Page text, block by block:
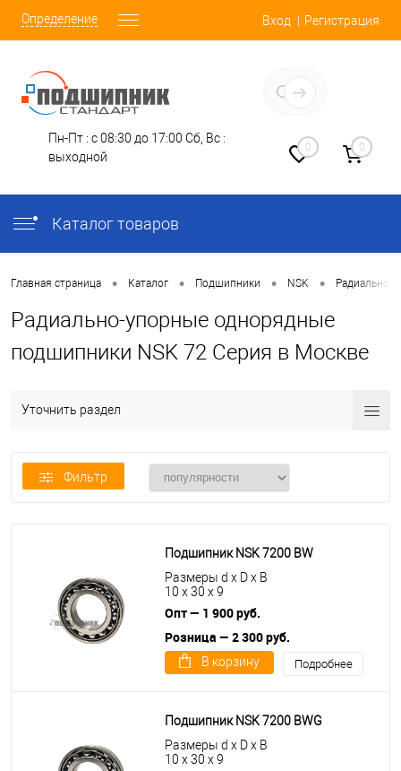
Определение Вход Регистрация
Пн-Пт : с 08:30 до 17:00 Сб, Вс :
выходной
0 0
Каталог товаров
Главная страница • Каталог • Подшипники • NSK • Радиально-
Радиально-упорные однорядные
подшипники NSK 72 Серия в Москве
Уточнить раздел
Фильтр
Подшипник NSK 7200 BW
Размеры d x D x B
10 x 30 x 9
Опт — 1 900 руб.
Розница — 2 300 руб.
В корзину Подробнее
Подшипник NSK 7200 BWG
Размеры d x D x B
10 x 30 x 9